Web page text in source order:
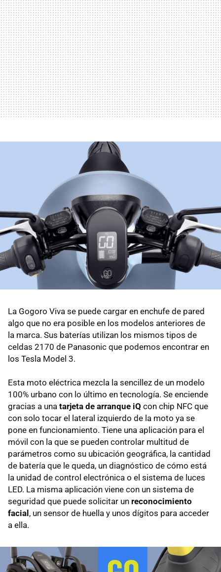
La Gogoro Viva se puede cargar en enchufe de pared
algo que no era posible en los modelos anteriores de
la marca. Sus baterías utilizan los mismos tipos de
celdas 2170 de Panasonic que podemos encontrar en
los Tesla Model 3.
Esta moto eléctrica mezcla la sencillez de un modelo
100% urbano con lo último en tecnología. Se enciende
gracias a una tarjeta de arranque iQ con chip NFC que
con solo tocar el lateral izquierdo de la moto ya se
pone en funcionamiento. Tiene una aplicación para el
móvil con la que se pueden controlar multitud de
parámetros como su ubicación geográfica, la cantidad
de batería que le queda, un diagnóstico de cómo está
la unidad de control electrónica o el sistema de luces
LED. La misma aplicación viene con un sistema de
seguridad que puede solicitar un reconocimiento
facial, un sensor de huella y unos dígitos para acceder
a ella.